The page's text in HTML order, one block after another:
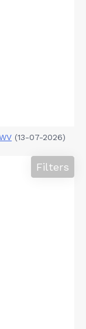
(13-07-2026)
Filters